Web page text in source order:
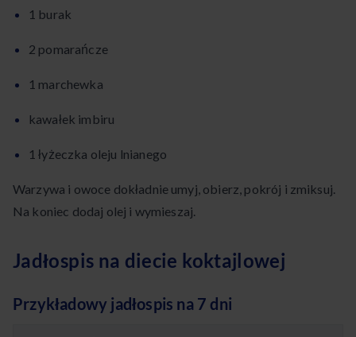
1 burak
2 pomarańcze
1 marchewka
kawałek imbiru
1 łyżeczka oleju lnianego
Warzywa i owoce dokładnie umyj, obierz, pokrój i zmiksuj.
Na koniec dodaj olej i wymieszaj.
Jadłospis na diecie koktajlowej
Przykładowy jadłospis na 7 dni